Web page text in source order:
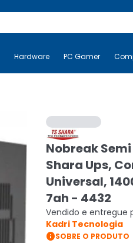
Black Ninja Hardware PC
Hardware PC Gamer
Nobreak
Shara Ups,
Universal,
7ah - 4432
Vendido e entregue
Kadri Tecnologia
SOBRE O PRODUTO